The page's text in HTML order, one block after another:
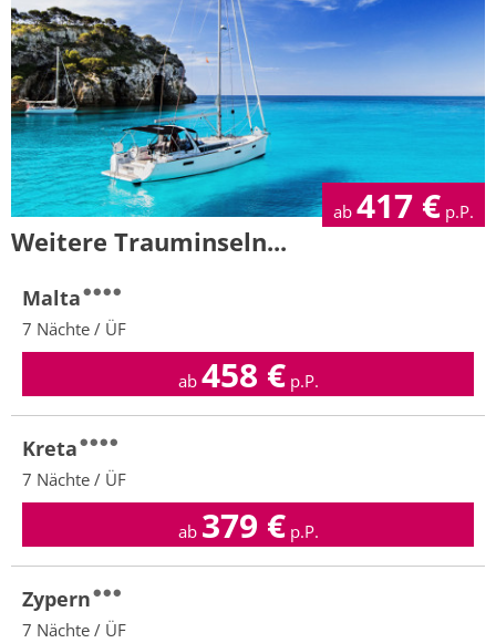
ab 417 € p.P.
Weitere Trauminseln...
Malta
7 Nächte / ÜF
ab 458 € p.P.
Kreta
7 Nächte / ÜF
ab 379 € p.P.
Zypern
7 Nächte / ÜF